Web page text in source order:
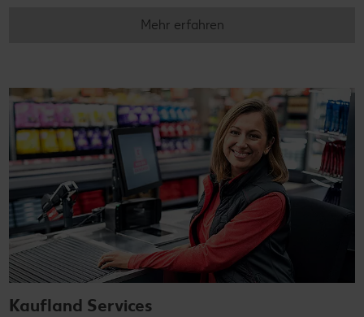
Mehr erfahren
Kaufland Services